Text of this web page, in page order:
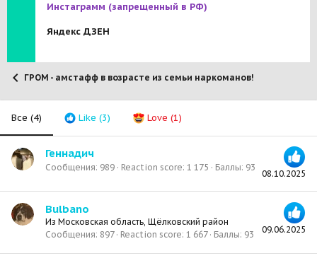
Инстаграмм (запрещенный в РФ)
Яндекс ДЗЕН
ГРОМ - амстафф в возрасте из семьи наркоманов!
Все (4) Like (3) Love (1)
08.10.2025
Геннадич
Сообщения 989 Reaction score 1 175 Баллы 93
09.06.2025
Bulbano
Из Московская область, Щёлковский район
Сообщения 897 Reaction score 1 667 Баллы 93